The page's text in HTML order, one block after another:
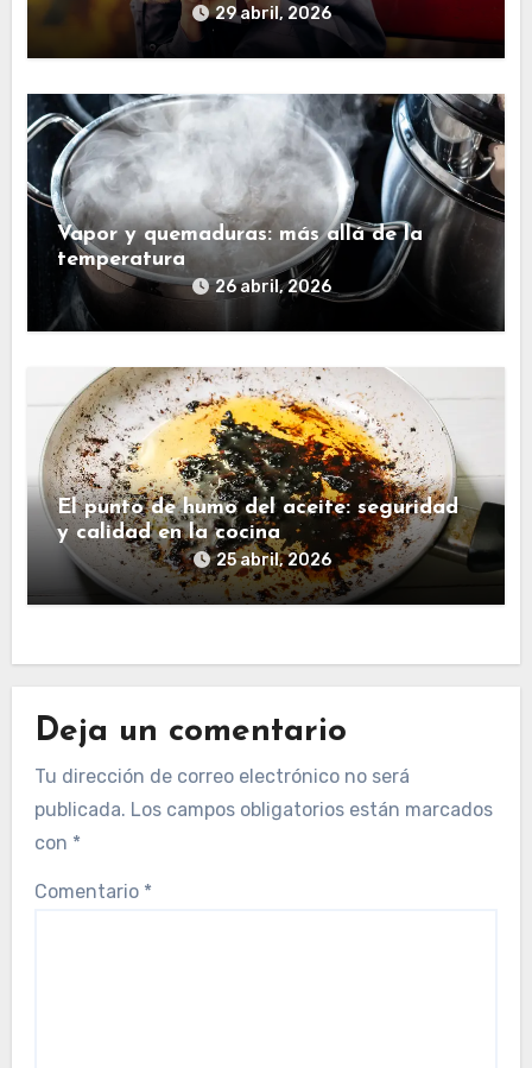
29 abril, 2026
Vapor y quemaduras: más allá de la
temperatura
26 abril, 2026
El punto de humo del aceite: seguridad
y calidad en la cocina
25 abril, 2026
Deja un comentario
Tu dirección de correo electrónico no será
publicada. Los campos obligatorios están marcados
con *
Comentario *